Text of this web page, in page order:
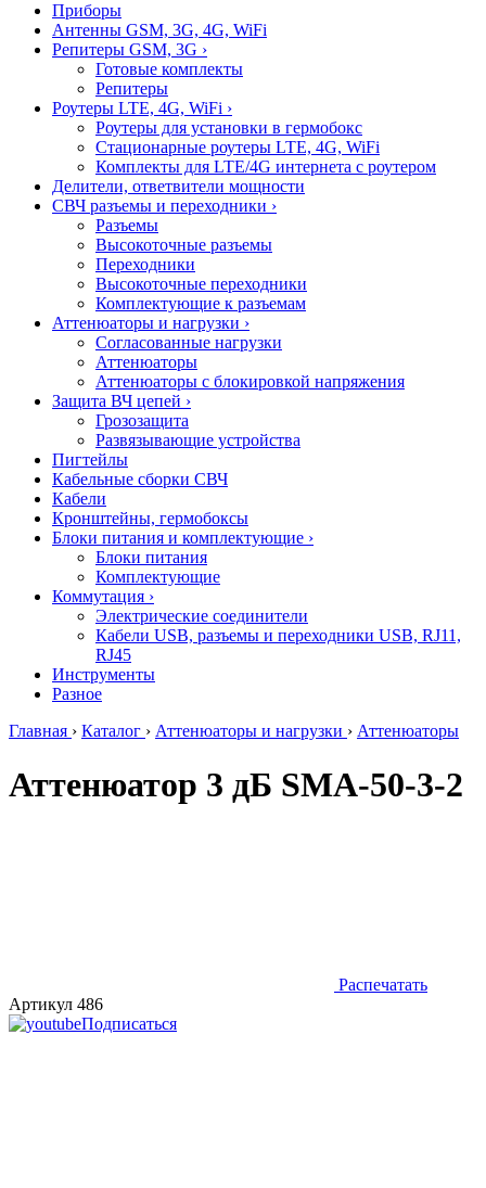
Приборы
Антенны GSM, 3G, 4G, WiFi
Репитеры GSM, 3G ›
Готовые комплекты
Репитеры
Роутеры LTE, 4G, WiFi ›
Роутеры для установки в гермобокс
Стационарные роутеры LTE, 4G, WiFi
Комплекты для LTE/4G интернета с роутером
Делители, ответвители мощности
СВЧ разъемы и переходники ›
Разъемы
Высокоточные разъемы
Переходники
Высокоточные переходники
Комплектующие к разъемам
Аттенюаторы и нагрузки ›
Согласованные нагрузки
Аттенюаторы
Аттенюаторы с блокировкой напряжения
Защита ВЧ цепей ›
Грозозащита
Развязывающие устройства
Пигтейлы
Кабельные сборки СВЧ
Кабели
Кронштейны, гермобоксы
Блоки питания и комплектующие ›
Блоки питания
Комплектующие
Коммутация ›
Электрические соединители
Кабели USB, разъемы и переходники USB, RJ11,
RJ45
Инструменты
Разное
Главная › Каталог › Аттенюаторы и нагрузки › Аттенюаторы
Аттенюатор 3 дБ SMA-50-3-2
Распечатать
Артикул 486
Подписаться